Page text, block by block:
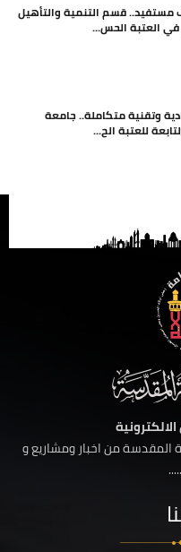
(795) ألف مستفيد.. قسم التنمية والتأهيل
في العتبة الحس...
وتقنية متكاملة.. جامعة
للعتبة الح...
المقدسة من اخبار ومشاريع و